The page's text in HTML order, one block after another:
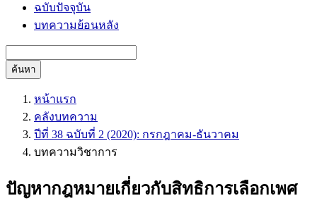
ฉบับปัจจุบัน
บทความย้อนหลัง
ค้นหา
หน้าแรก
คลังบทความ
ปีที่ 38 ฉบับที่ 2 (2020): กรกฎาคม-ธันวาคม
บทความวิชาการ
ปัญหากฎหมายเกี่ยวกับสิทธิการเลือกเพศ